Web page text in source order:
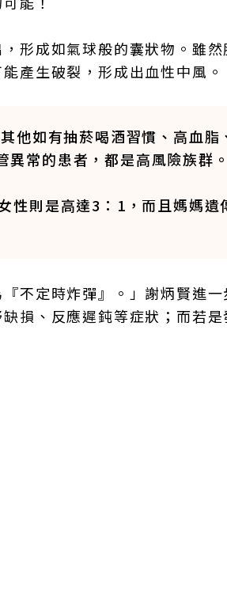
形成如氣球般的囊狀物。雖然
產生破裂，形成出血性中風。
他如有抽菸喝酒習慣、高血脂
常的患者，都是高風險族群。
性則是高達3：1，而且媽媽遺
不定時炸彈』。」謝炳賢進一
損、反應遲鈍等症狀；而若是